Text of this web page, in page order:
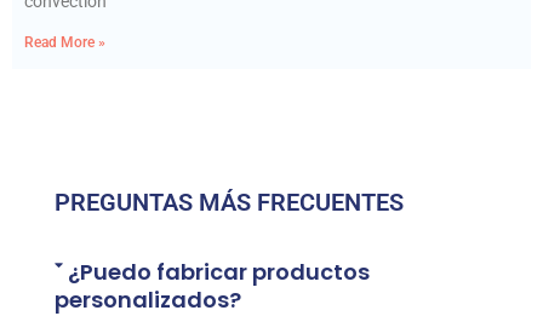
Read More »
PREGUNTAS MÁS FRECUENTES
¿Puedo fabricar productos
personalizados?